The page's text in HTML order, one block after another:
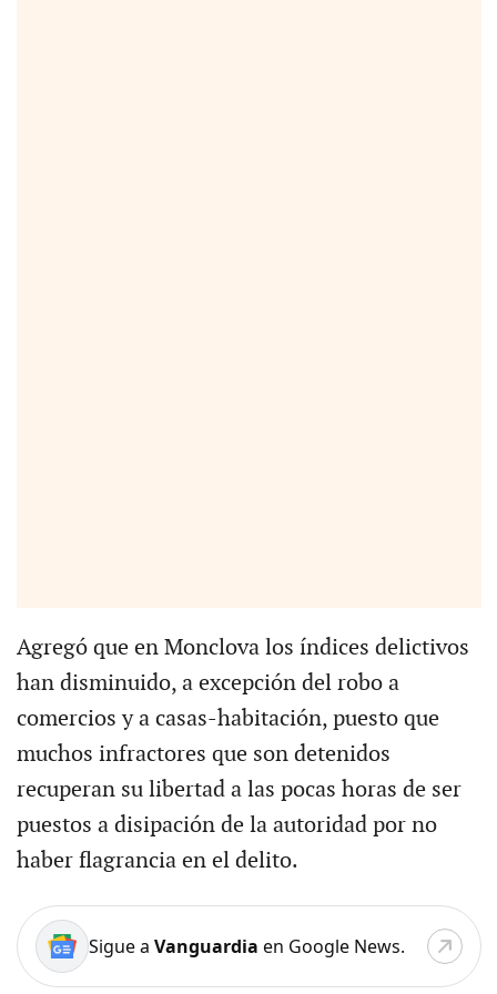
Agregó que en Monclova los índices delictivos
han disminuido, a excepción del robo a
comercios y a casas-habitación, puesto que
muchos infractores que son detenidos
recuperan su libertad a las pocas horas de ser
puestos a disipación de la autoridad por no
haber flagrancia en el delito.
Sigue a Vanguardia en Google News.